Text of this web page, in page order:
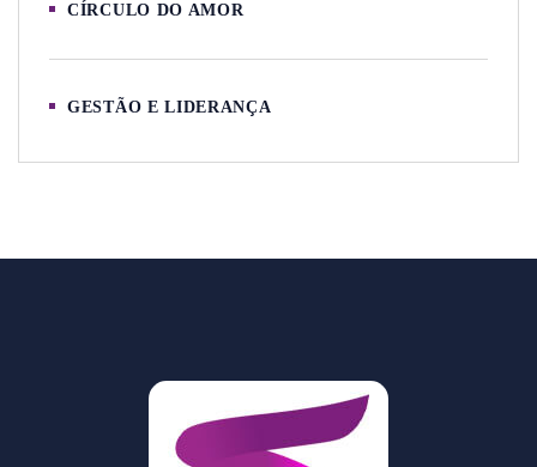
CÍRCULO DO AMOR
GESTÃO E LIDERANÇA